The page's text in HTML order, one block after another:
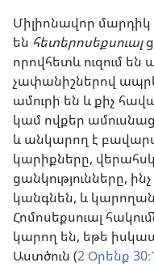
Միլիոնավոր
են հետերոսեքսուալ
որովհետև ուզում
չափանիշներով
ամուրի են և քիչ
կամ ովքեր
և անկարող է
կարիքները,
ցանկությունները,
կանգնեն, և
Հոմոսեքսուալ
կարող են, եթե
Աստծուն (2 Օրենք